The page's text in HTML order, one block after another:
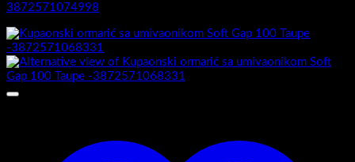
3872571074998